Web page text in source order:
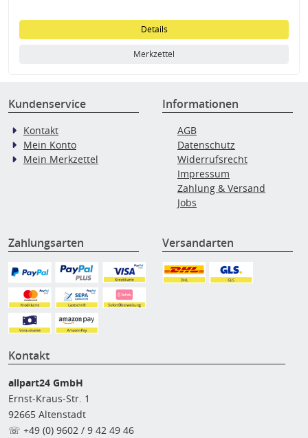
Details
Merkzettel
Kundenservice
Kontakt
Mein Konto
Mein Merkzettel
Informationen
AGB
Datenschutz
Widerrufsrecht
Impressum
Zahlung & Versand
Jobs
Zahlungsarten Versandarten
Kontakt
allpart24 GmbH
Ernst-Kraus-Str. 1
92665 Altenstadt
☏ +49 (0) 9602 / 9 42 49 46